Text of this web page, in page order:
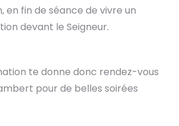
en fin de séance de vivre un
devant le Seigneur.
te donne donc rendez-vous
pour de belles soirées